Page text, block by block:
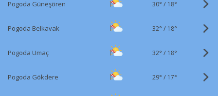
Pogoda Güneşören 30° / 18°
Pogoda Belkavak 32° / 18°
Pogoda Umaç 32° / 18°
Pogoda Gökdere 29° / 17°